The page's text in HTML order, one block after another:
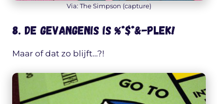
Via: The Simpson (capture)
8. De gevangenis is %*$*&-plek!
Maar of dat zo blijft…?!